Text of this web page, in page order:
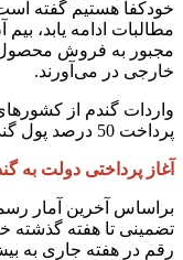
خودکفا هستیم گفته
مطالبات ادامه یابد،
مجبور به فروش محصول
خارجی در می‌آورند.
واردات گندم از
پرداخت 50 درصد پول گندمکاران از شنبه
آغاز پرداختی دولت به
تضمینی تا هفته گذشته
رقم در هفته جاری به